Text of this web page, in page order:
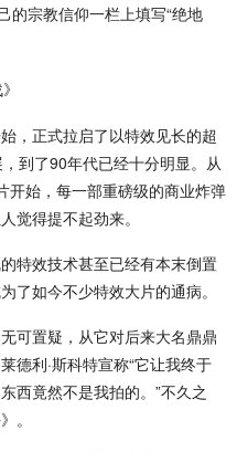
的宗教信仰一栏上填写“绝地
，正式拉启了以特效见长的超
到了90年代已经十分明显。从
开始，每一部重磅级的商业炸弹
觉得提不起劲来。
特效技术甚至已经有本末倒置
了如今不少特效大片的通病。
可置疑，从它对后来大名鼎鼎
德利·斯科特宣称“它让我终于
西竟然不是我拍的。”不久之
。